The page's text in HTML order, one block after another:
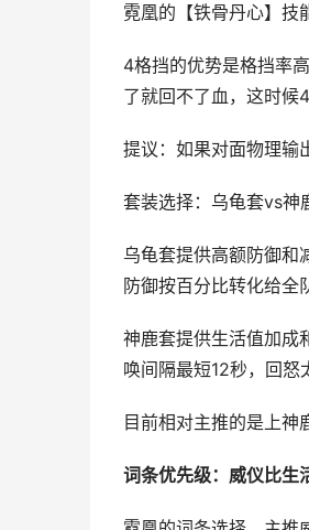
霓凰的【铁骨丹心】技
4格挡的优势是格挡率
了就回不了血，这时候
提议：如果对面物理输
套装选择：乌龟套vs神
乌龟套提供高额防御和
防御按百分比转化给全
神鹿套提供生活值加成
唤间隔最短12秒，回怒
目前相对主推的是上神
词条优先级：威仪比生